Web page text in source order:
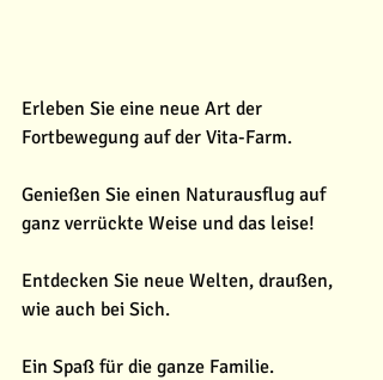
Erleben Sie eine neue Art der
Fortbewegung auf der Vita-Farm.
Genießen Sie einen Naturausflug auf
ganz verrückte Weise und das leise!
Entdecken Sie neue Welten, draußen,
wie auch bei Sich.
Ein Spaß für die ganze Familie.